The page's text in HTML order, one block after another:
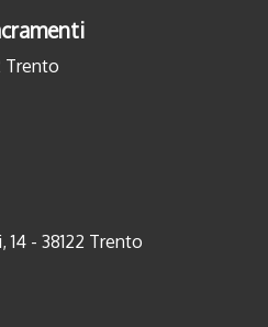
Trento
14 - 38122 Trento